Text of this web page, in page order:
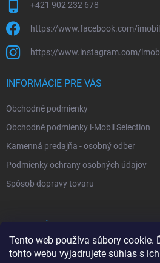
Tento web používa súbory cookie.
tohto webu vyjadrujete súhlas s
+421 902 232 678
https://www.facebook.com/
https://www.instagram.com/
INFORMÁCIE PRE VÁS
Obchodné podmienky
Obchodné podmienky i-Mobil Selection
Kamenná predajňa - osobný odber
Podmienky ochrany osobných údajov
Spôsob dopravy tovaru